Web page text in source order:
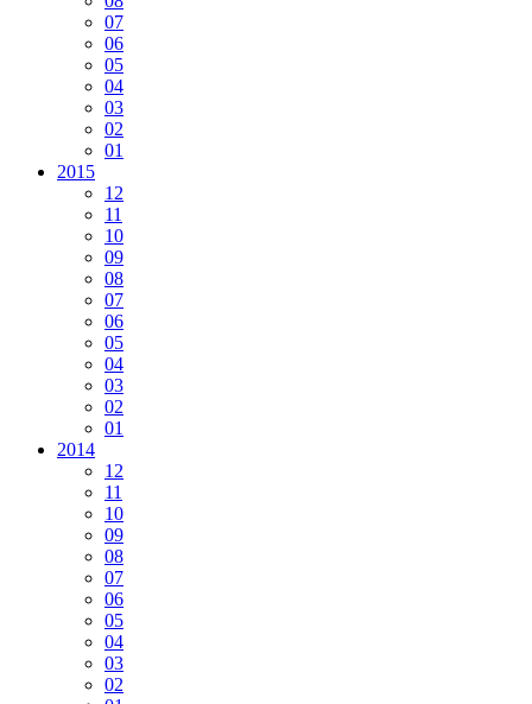
07
06
05
04
03
02
01
2015
12
11
10
09
08
07
06
05
04
03
02
01
2014
12
11
10
09
08
07
06
05
04
03
02